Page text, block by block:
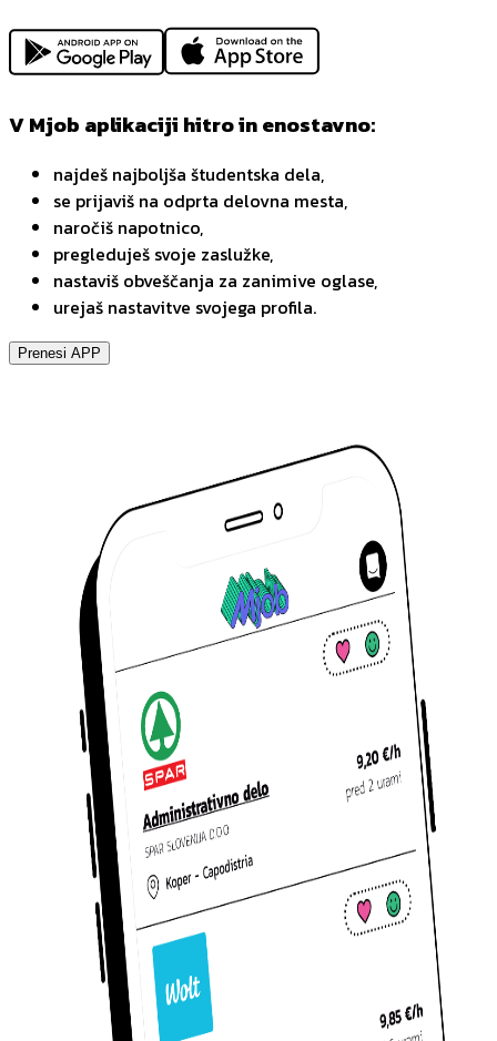
V Mjob aplikaciji hitro in enostavno:
najdeš najboljša študentska dela,
se prijaviš na odprta delovna mesta,
naročiš napotnico,
pregleduješ svoje zaslužke,
nastaviš obveščanja za zanimive oglase,
urejaš nastavitve svojega profila.
Prenesi APP